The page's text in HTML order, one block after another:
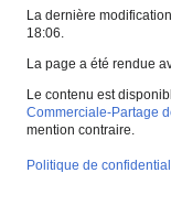
La dernière
18:06.
La page a été rendue
Le contenu est
Commerciale-Partage
mention contraire.
Politique de